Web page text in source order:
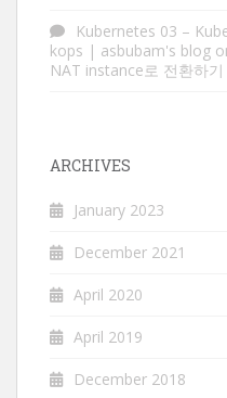
Kubernetes 03 –
kops | asbubam's blog
NAT instance로 전환하기
ARCHIVES
January 2023
December 2021
April 2020
April 2019
December 2018